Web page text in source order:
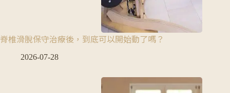
脊椎滑脫保守治療後，到底可以開始動了嗎？
2026-07-28